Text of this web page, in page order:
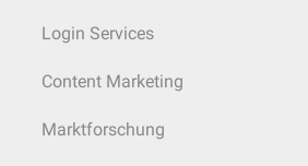
Login Services
Content Marketing
Marktforschung